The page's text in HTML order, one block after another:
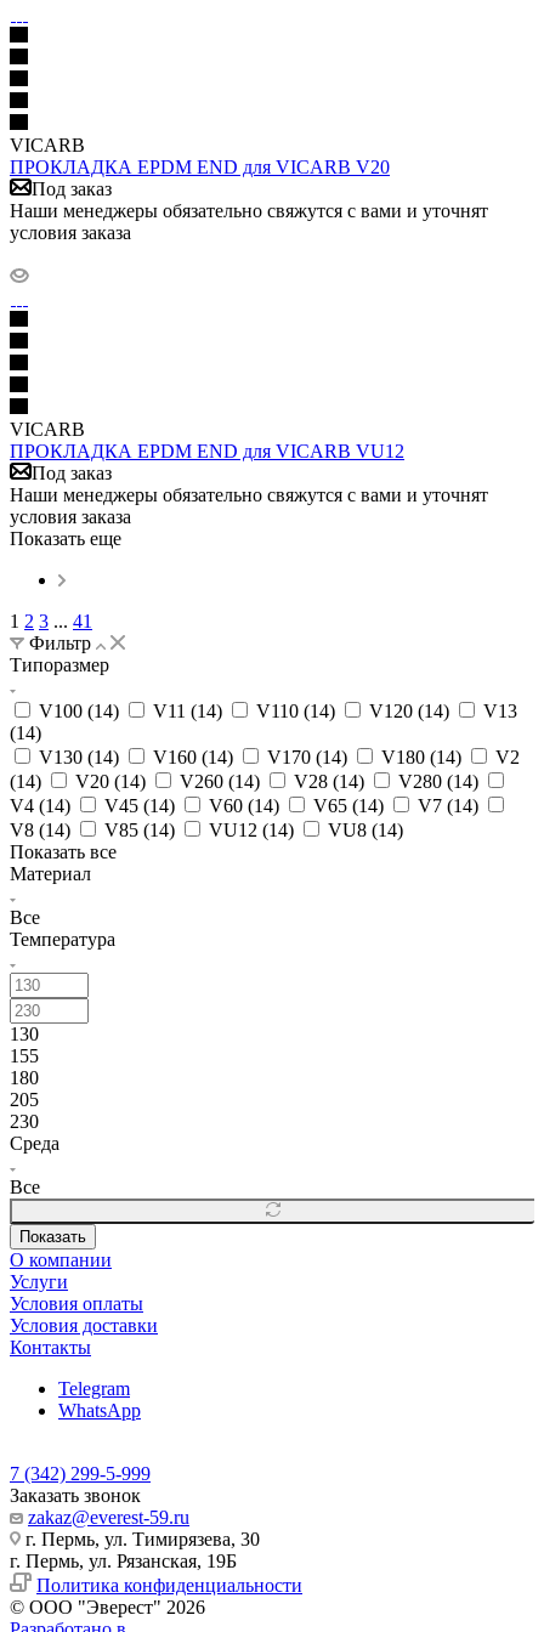
VICARB
ПРОКЛАДКА EPDM END для VICARB V20
Под заказ
Наши менеджеры обязательно свяжутся с вами и уточнят
условия заказа
VICARB
ПРОКЛАДКА EPDM END для VICARB VU12
Под заказ
Наши менеджеры обязательно свяжутся с вами и уточнят
условия заказа
Показать еще
1 2 3 ... 41
Фильтр
Типоразмер
V100 (14) V11 (14) V110 (14) V120 (14)
V13
(14)
V130 (14) V160 (14) V170 (14) V180 (14)
V2
(14) V20 (14) V260 (14) V28 (14) V280 (14)
V4 (14) V45 (14) V60 (14) V65 (14) V7 (14)
V8 (14) V85 (14) VU12 (14) VU8 (14)
Показать все
Материал
Все
Температура
130
155
180
205
230
Среда
Все
Показать
О компании
Услуги
Условия оплаты
Условия доставки
Контакты
Telegram
WhatsApp
7 (342) 299-5-999
Заказать звонок
zakaz@everest-59.ru
г. Пермь, ул. Тимирязева, 30
г. Пермь, ул. Рязанская, 19Б
Политика конфиденциальности
© ООО "Эверест" 2026